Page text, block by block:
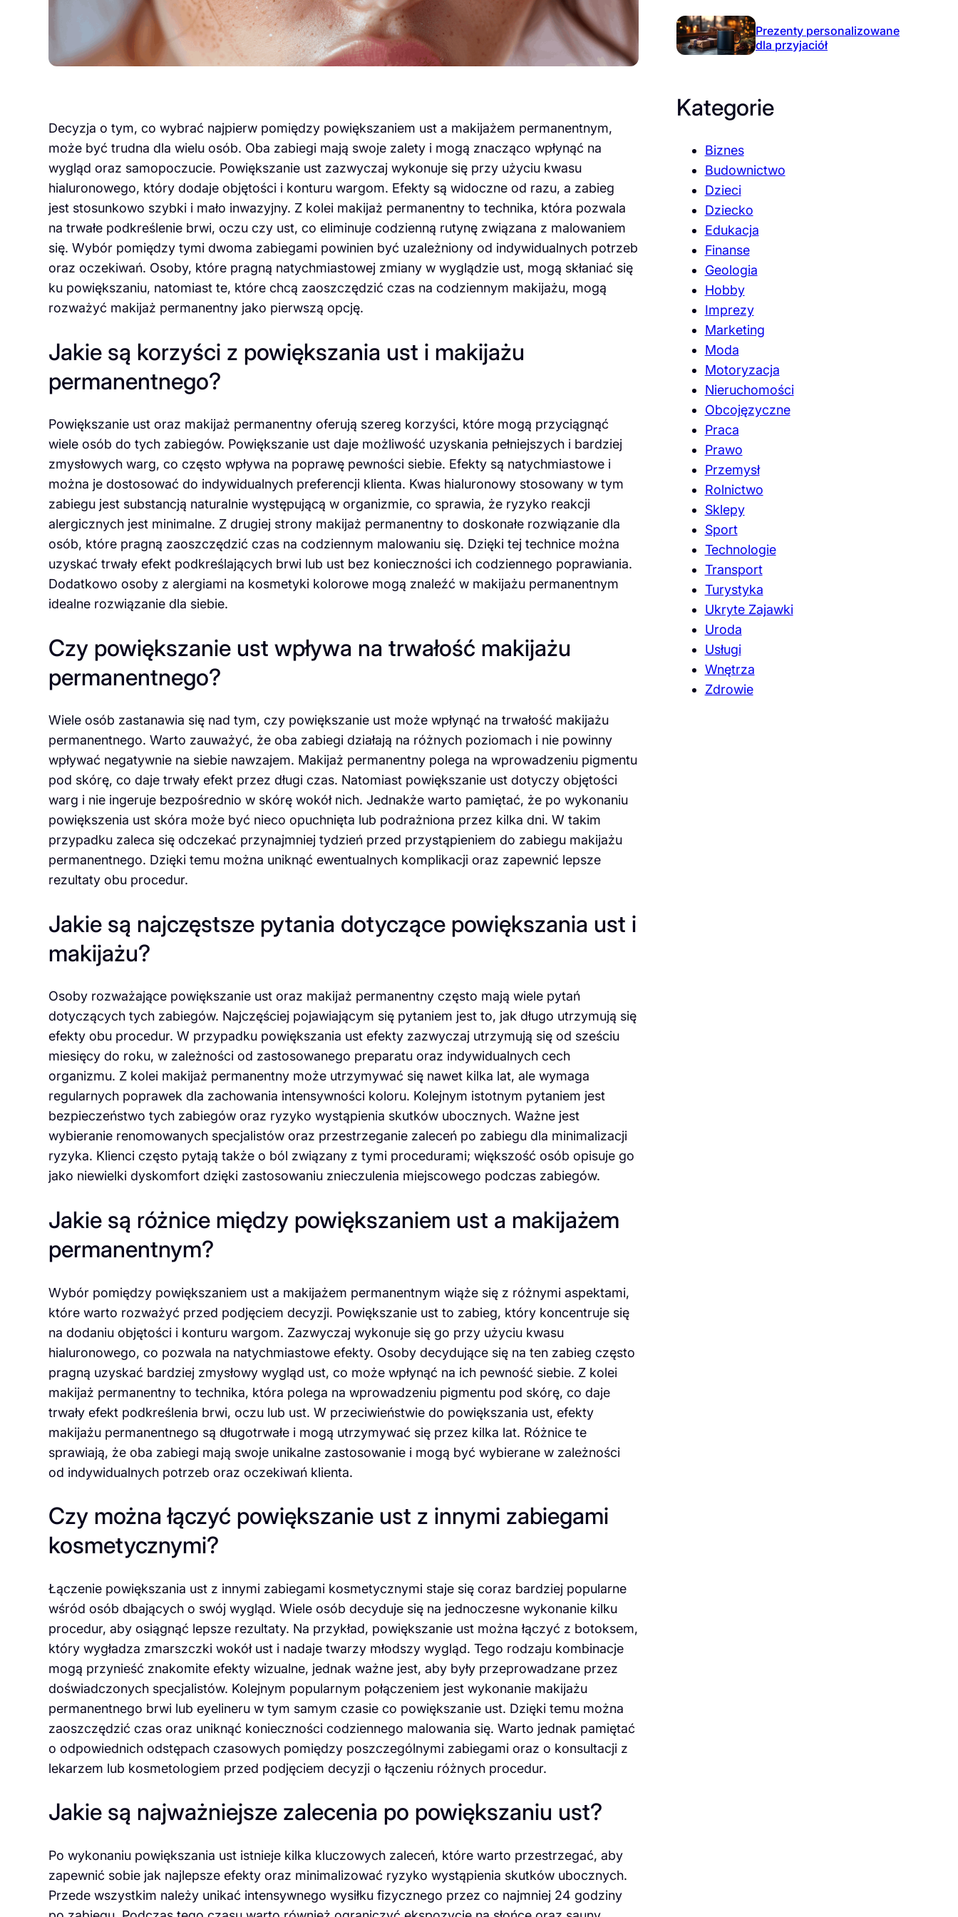
Decyzja o tym, co wybrać najpierw pomiędzy powiększaniem ust a makijażem permanentnym,
może być trudna dla wielu osób. Oba zabiegi mają swoje zalety i mogą znacząco wpłynąć na
wygląd oraz samopoczucie. Powiększanie ust zazwyczaj wykonuje się przy użyciu kwasu
hialuronowego, który dodaje objętości i konturu wargom. Efekty są widoczne od razu, a zabieg
jest stosunkowo szybki i mało inwazyjny. Z kolei makijaż permanentny to technika, która pozwala
na trwałe podkreślenie brwi, oczu czy ust, co eliminuje codzienną rutynę związana z malowaniem
się. Wybór pomiędzy tymi dwoma zabiegami powinien być uzależniony od indywidualnych potrzeb
oraz oczekiwań. Osoby, które pragną natychmiastowej zmiany w wyglądzie ust, mogą skłaniać się
ku powiększaniu, natomiast te, które chcą zaoszczędzić czas na codziennym makijażu, mogą
rozważyć makijaż permanentny jako pierwszą opcję.
Jakie są korzyści z powiększania ust i makijażu
permanentnego?
Powiększanie ust oraz makijaż permanentny oferują szereg korzyści, które mogą przyciągnąć
wiele osób do tych zabiegów. Powiększanie ust daje możliwość uzyskania pełniejszych i bardziej
zmysłowych warg, co często wpływa na poprawę pewności siebie. Efekty są natychmiastowe i
można je dostosować do indywidualnych preferencji klienta. Kwas hialuronowy stosowany w tym
zabiegu jest substancją naturalnie występującą w organizmie, co sprawia, że ryzyko reakcji
alergicznych jest minimalne. Z drugiej strony makijaż permanentny to doskonałe rozwiązanie dla
osób, które pragną zaoszczędzić czas na codziennym malowaniu się. Dzięki tej technice można
uzyskać trwały efekt podkreślających brwi lub ust bez konieczności ich codziennego poprawiania.
Dodatkowo osoby z alergiami na kosmetyki kolorowe mogą znaleźć w makijażu permanentnym
idealne rozwiązanie dla siebie.
Czy powiększanie ust wpływa na trwałość makijażu
permanentnego?
Wiele osób zastanawia się nad tym, czy powiększanie ust może wpłynąć na trwałość makijażu
permanentnego. Warto zauważyć, że oba zabiegi działają na różnych poziomach i nie powinny
wpływać negatywnie na siebie nawzajem. Makijaż permanentny polega na wprowadzeniu pigmentu
pod skórę, co daje trwały efekt przez długi czas. Natomiast powiększanie ust dotyczy objętości
warg i nie ingeruje bezpośrednio w skórę wokół nich. Jednakże warto pamiętać, że po wykonaniu
powiększenia ust skóra może być nieco opuchnięta lub podrażniona przez kilka dni. W takim
przypadku zaleca się odczekać przynajmniej tydzień przed przystąpieniem do zabiegu makijażu
permanentnego. Dzięki temu można uniknąć ewentualnych komplikacji oraz zapewnić lepsze
rezultaty obu procedur.
Jakie są najczęstsze pytania dotyczące powiększania ust i
makijażu?
Osoby rozważające powiększanie ust oraz makijaż permanentny często mają wiele pytań
dotyczących tych zabiegów. Najczęściej pojawiającym się pytaniem jest to, jak długo utrzymują się
efekty obu procedur. W przypadku powiększania ust efekty zazwyczaj utrzymują się od sześciu
miesięcy do roku, w zależności od zastosowanego preparatu oraz indywidualnych cech
organizmu. Z kolei makijaż permanentny może utrzymywać się nawet kilka lat, ale wymaga
regularnych poprawek dla zachowania intensywności koloru. Kolejnym istotnym pytaniem jest
bezpieczeństwo tych zabiegów oraz ryzyko wystąpienia skutków ubocznych. Ważne jest
wybieranie renomowanych specjalistów oraz przestrzeganie zaleceń po zabiegu dla minimalizacji
ryzyka. Klienci często pytają także o ból związany z tymi procedurami; większość osób opisuje go
jako niewielki dyskomfort dzięki zastosowaniu znieczulenia miejscowego podczas zabiegów.
Jakie są różnice między powiększaniem ust a makijażem
permanentnym?
Wybór pomiędzy powiększaniem ust a makijażem permanentnym wiąże się z różnymi aspektami,
które warto rozważyć przed podjęciem decyzji. Powiększanie ust to zabieg, który koncentruje się
na dodaniu objętości i konturu wargom. Zazwyczaj wykonuje się go przy użyciu kwasu
hialuronowego, co pozwala na natychmiastowe efekty. Osoby decydujące się na ten zabieg często
pragną uzyskać bardziej zmysłowy wygląd ust, co może wpłynąć na ich pewność siebie. Z kolei
makijaż permanentny to technika, która polega na wprowadzeniu pigmentu pod skórę, co daje
trwały efekt podkreślenia brwi, oczu lub ust. W przeciwieństwie do powiększania ust, efekty
makijażu permanentnego są długotrwałe i mogą utrzymywać się przez kilka lat. Różnice te
sprawiają, że oba zabiegi mają swoje unikalne zastosowanie i mogą być wybierane w zależności
od indywidualnych potrzeb oraz oczekiwań klienta.
Czy można łączyć powiększanie ust z innymi zabiegami
kosmetycznymi?
Łączenie powiększania ust z innymi zabiegami kosmetycznymi staje się coraz bardziej popularne
wśród osób dbających o swój wygląd. Wiele osób decyduje się na jednoczesne wykonanie kilku
procedur, aby osiągnąć lepsze rezultaty. Na przykład, powiększanie ust można łączyć z botoksem,
który wygładza zmarszczki wokół ust i nadaje twarzy młodszy wygląd. Tego rodzaju kombinacje
mogą przynieść znakomite efekty wizualne, jednak ważne jest, aby były przeprowadzane przez
doświadczonych specjalistów. Kolejnym popularnym połączeniem jest wykonanie makijażu
permanentnego brwi lub eyelineru w tym samym czasie co powiększanie ust. Dzięki temu można
zaoszczędzić czas oraz uniknąć konieczności codziennego malowania się. Warto jednak pamiętać
o odpowiednich odstępach czasowych pomiędzy poszczególnymi zabiegami oraz o konsultacji z
lekarzem lub kosmetologiem przed podjęciem decyzji o łączeniu różnych procedur.
Jakie są najważniejsze zalecenia po powiększaniu ust?
Po wykonaniu powiększania ust istnieje kilka kluczowych zaleceń, które warto przestrzegać, aby
zapewnić sobie jak najlepsze efekty oraz minimalizować ryzyko wystąpienia skutków ubocznych.
Przede wszystkim należy unikać intensywnego wysiłku fizycznego przez co najmniej 24 godziny
Prezenty personalizowane
dla przyjaciół
Kategorie
Biznes
Budownictwo
Dzieci
Dziecko
Edukacja
Finanse
Geologia
Hobby
Imprezy
Marketing
Moda
Motoryzacja
Nieruchomości
Obcojęzyczne
Praca
Prawo
Przemysł
Rolnictwo
Sklepy
Sport
Technologie
Transport
Turystyka
Ukryte Zajawki
Uroda
Usługi
Wnętrza
Zdrowie